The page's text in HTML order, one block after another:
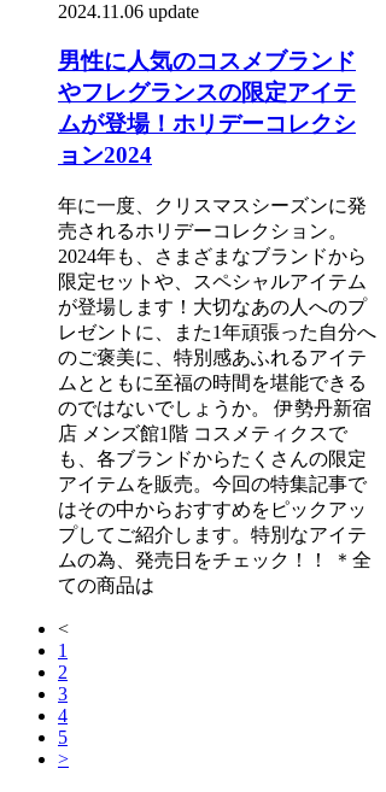
2024.11.06 update
男性に人気のコスメブランド
やフレグランスの限定アイテ
ムが登場！ホリデーコレクシ
ョン2024
年に一度、クリスマスシーズンに発
売されるホリデーコレクション。
2024年も、さまざまなブランドから
限定セットや、スペシャルアイテム
が登場します！大切なあの人へのプ
レゼントに、また1年頑張った自分へ
のご褒美に、特別感あふれるアイテ
ムとともに至福の時間を堪能できる
のではないでしょうか。 伊勢丹新宿
店 メンズ館1階 コスメティクスで
も、各ブランドからたくさんの限定
アイテムを販売。今回の特集記事で
はその中からおすすめをピックアッ
プしてご紹介します。特別なアイテ
ムの為、発売日をチェック！！ ＊全
ての商品は
<
1
2
3
4
5
>